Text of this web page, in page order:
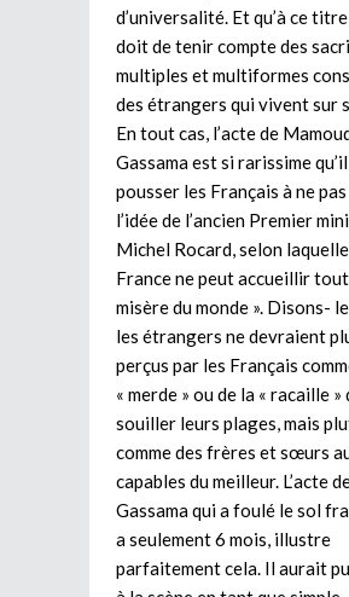
d’universalité. Et qu’à ce
doit de tenir compte des
multiples et multiformes
des étrangers qui vivent sur
En tout cas, l’acte de
Gassama est si rarissime
pousser les Français à ne
l’idée de l’ancien Premier
Michel Rocard, selon laquelle
France ne peut accueillir
misère du monde ». Disons-
les étrangers ne devraient
perçus par les Français
« merde » ou de la « racaille
souiller leurs plages, mais
comme des frères et sœurs
capables du meilleur. L’acte
Gassama qui a foulé le sol
a seulement 6 mois, illustre
parfaitement cela. Il aurait